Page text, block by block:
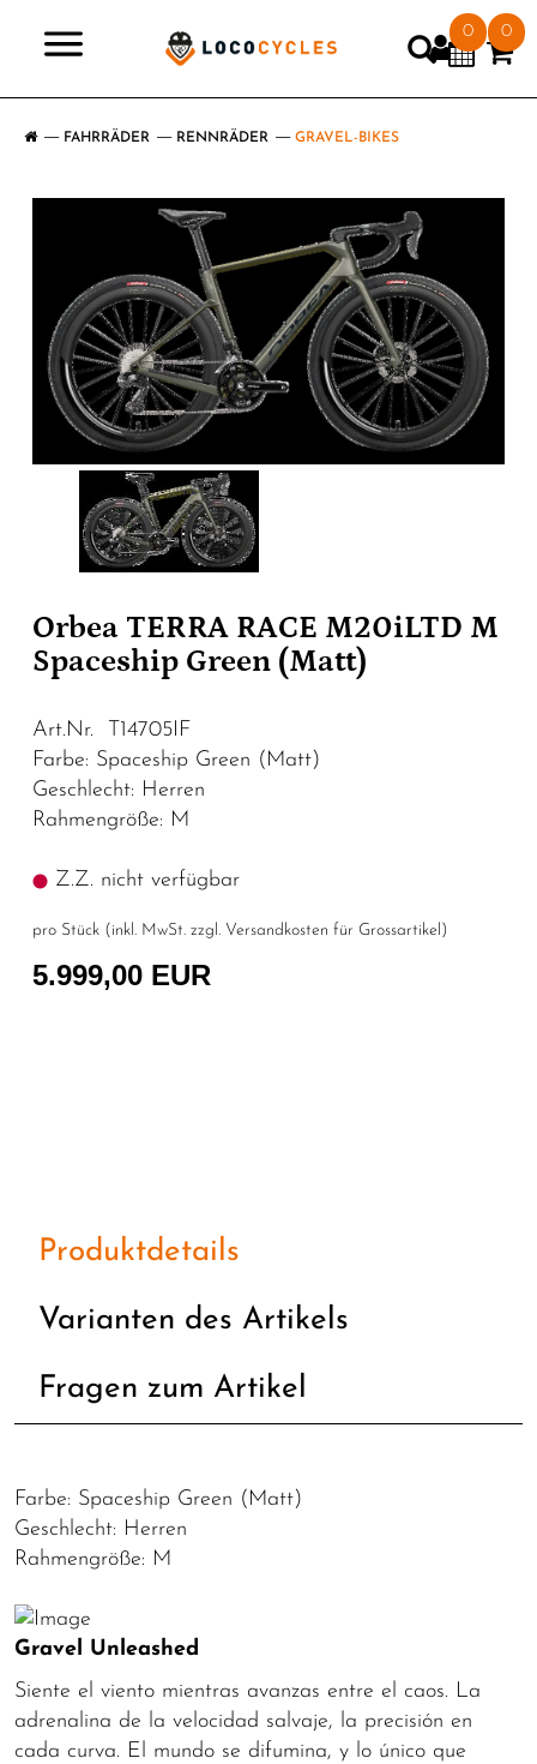
0 0
FAHRRÄDER RENNRÄDER GRAVEL-BIKES
Orbea TERRA RACE M20iLTD M
Spaceship Green (Matt)
Art.Nr. T14705IF
Farbe: Spaceship Green (Matt)
Geschlecht: Herren
Rahmengröße: M
Z.Z. nicht verfügbar
pro Stück (inkl. MwSt. zzgl. Versandkosten für Grossartikel )
5.999,00 EUR
Produktdetails
Varianten des Artikels
Fragen zum Artikel
Farbe: Spaceship Green (Matt)
Geschlecht: Herren
Rahmengröße: M
Gravel Unleashed
Siente el viento mientras avanzas entre el caos. La
adrenalina de la velocidad salvaje, la precisión en
cada curva. El mundo se difumina, y lo único que